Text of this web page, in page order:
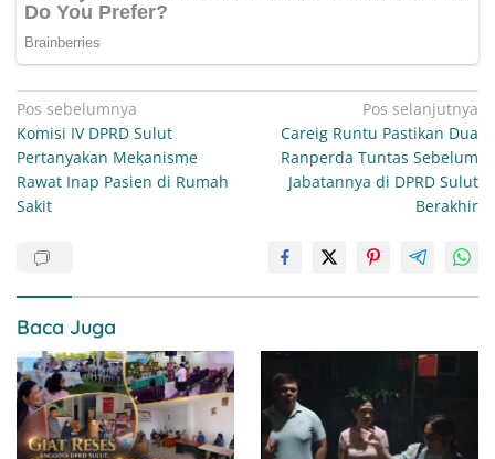
Navigasi
pos
Pos sebelumnya
Komisi IV DPRD Sulut
Pertanyakan Mekanisme
Rawat Inap Pasien di Rumah
Sakit
Pos selanjutnya
Careig Runtu Pastikan Dua
Ranperda Tuntas Sebelum
Jabatannya di DPRD Sulut
Berakhir
Baca Juga